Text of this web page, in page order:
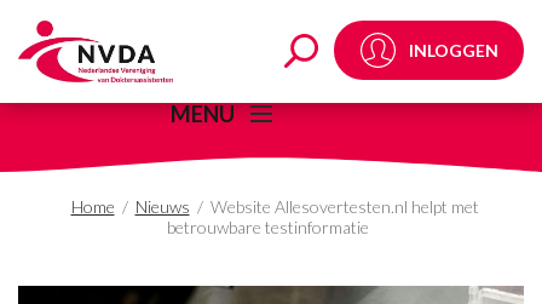
Website INLOGGEN
MENU
Home / Nieuws / Website Allesovertesten.nl helpt met
betrouwbare testinformatie